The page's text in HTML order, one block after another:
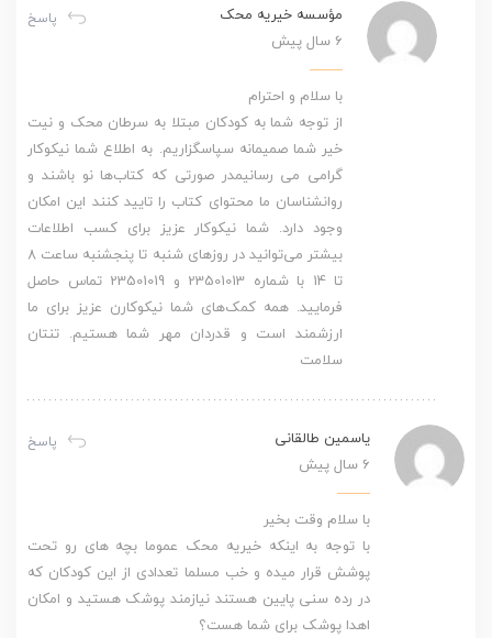
پاسخ
مؤسسه خیریه محک
6 سال پیش
با سلام و احترام
از توجه شما به کودکان مبتلا به سرطان محک و نیت
خیر شما صمیمانه سپاسگزاریم. به اطلاع شما نیکوکار
گرامی می رسانیمدر صورتی که کتاب‌ها نو باشند و
روانشناسان ما محتوای کتاب را تایید کنند این امکان
وجود دارد. شما نیکوکار عزیز برای کسب اطلاعات
بیشتر می‌توانید در روزهای شنبه تا پنجشنبه ساعت 8
تا 14 با شماره 23501013 و 23501019 تماس حاصل
فرمایید. همه کمک‌های شما نیکوکارن عزیز برای ما
ارزشمند است و قدردان مهر شما هستیم. تنتان
سلامت
پاسخ
یاسمین طالقانی
6 سال پیش
با سلام وقت بخیر
با توجه به اینکه خیریه محک عموما بچه های رو تحت
پوشش قرار میده و خب مسلما تعدادی از این کودکان که
در رده سنی پایین هستند نیازمند پوشک هستید و امکان
اهدا پوشک برای شما هست؟